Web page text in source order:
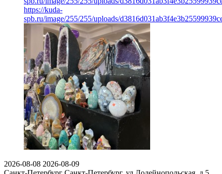
https://kuda-
spb.ru/image/255/255/uploads/
2026-08-08 2026-08-09